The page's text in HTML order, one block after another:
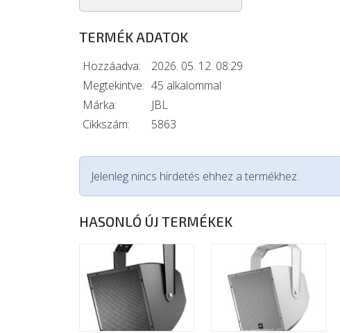
TERMÉK ADATOK
Hozzáadva:
2026. 05. 12. 08:29
Megtekintve: 45 alkalommal
Márka:
JBL
Cikkszám:
5863
Jelenleg nincs hirdetés ehhez a termékhez.
HASONLÓ ÚJ TERMÉKEK